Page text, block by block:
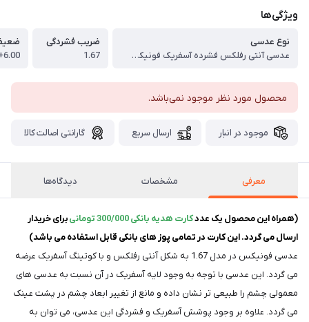
ویژگی‌ها
نوع عدسی
عدسی آنتی رفلکس فشرده آسفریک فونیکس PHOENIX Aspheric 1.67
ضریب فشردگی
1.67
6.00+ الی 10.00-
محصول مورد نظر موجود نمی‌باشد.
موجود در انبار ارسال سریع گارانتی اصالت کالا
معرفی مشخصات دیدگاه‌ها
(همراه این محصول یک عددکارت هدیه بانکی 300/000 تومانی
برای خریدار
ارسال می گردد. این کارت در تمامی پوز های بانکی قابل استفاده می باشد)
عدسی فونیکس در مدل 1.67 به شکل آنتی رفلکس و با کوتینگ آسفریک عرضه
می گردد. این عدسی با توجه به وجود لایه آسفریک در آن نسبت به عدسی های
معمولی چشم را طبیعی تر نشان داده و مانع از تغییر ابعاد چشم در پشت عینک
می گردد. علاوه بر وجود پوشش آسفریک و فشردگی این عدسی، می توان به